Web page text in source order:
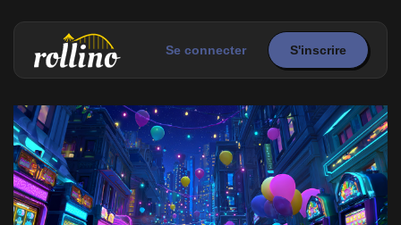
Se connecter S'inscrire